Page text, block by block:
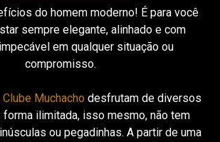
do homem moderno! É para você
sempre elegante, alinhado e com
em qualquer situação ou
compromisso.
Muchacho desfrutam de diversos
ilimitada, isso mesmo, não tem
ou pegadinhas. A partir de uma